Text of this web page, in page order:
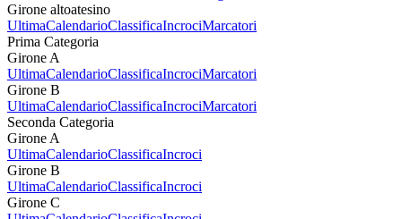
Girone altoatesino
UltimaCalendarioClassificaIncrociMarcatori
Prima Categoria
Girone A
UltimaCalendarioClassificaIncrociMarcatori
Girone B
UltimaCalendarioClassificaIncrociMarcatori
Seconda Categoria
Girone A
UltimaCalendarioClassificaIncroci
Girone B
UltimaCalendarioClassificaIncroci
Girone C